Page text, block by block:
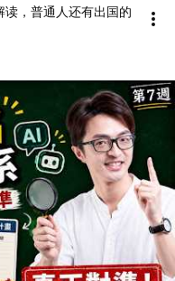
，普通人还有出国的